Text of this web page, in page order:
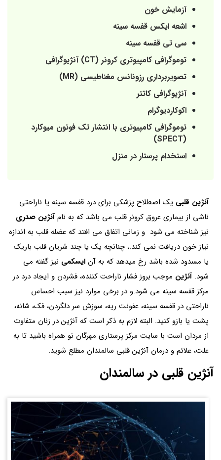
آزمایش خون
اشعه ایکس قفسه سینه
سی تی قفسه سینه
توموگرافی کامپیوتری کرونر (CT) آنژیوگرافی
تصویربرداری رزونانس مغناطیسی (MR)
آنژیوگرافی کاتتر
اکوکاردیوگرام
توموگرافی کامپیوتری با انتشار تک فوتون میوکارد
(SPECT)
استخدام پرستار در منزل
آنژین قلبی یک اصطلاح پزشکی برای درد قفسه سینه یا ناراحتی
ناشی از بیماری عروق کرونر قلب می باشد که به نام آنژین صدری
نیز شناخته می شود و زمانی اتفاق می افتد که عضله قلب به اندازه
نیاز خون دریافت نمی کند.، چنانچه یک یا چند شریان قلب باریک
یا مسدود شده باشد رخ میدهد که به آن ایسکمی نیز گفته می
شود. آنژین موجب بروز فشار ناراحت کننده، فشردن و ایجاد درد در
مرکز قفسه سینه می شود.و در برخی موارد نیز سبب احساس
ناراحتی در قفسه سینه، عفونت ریه، سوزش سر دلگردن، فک، شانه،
پشت یا بازو کنید. البته لازم به ذکر است که آنژین در زنان متفاوت
از مردان است با سایت مرکز پرستاری مهرگان نو همراه باشید تا به
علت، علائم و درمان آنژین قلبی سالمندان مطلع شوید.
آنژین قلبی در سالمندان